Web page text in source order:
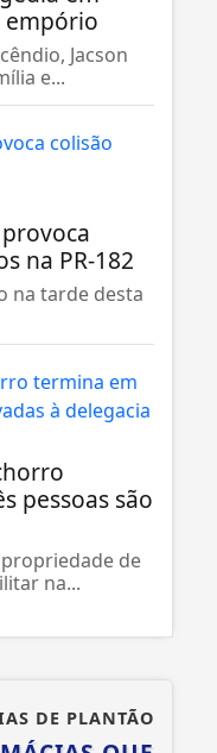
empório
Jacson
e...
na PR-182
na tarde desta
pessoas são
de
na...
DE PLANTÃO